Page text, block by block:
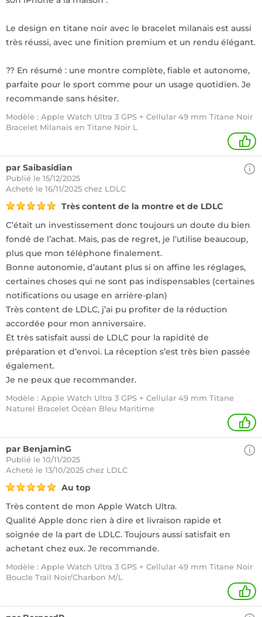
Le design en titane noir avec le bracelet milanais est aussi
très réussi, avec une finition premium et un rendu élégant.
?? En résumé : une montre complète, fiable et autonome,
parfaite pour le sport comme pour un usage quotidien. Je
recommande sans hésiter.
Modèle : Apple Watch Ultra 3 GPS + Cellular 49 mm Titane Noir
Bracelet Milanais en Titane Noir L
1
par Saibasidian
Publié le 15/12/2025
Acheté le 16/11/2025 chez LDLC
Très content de la montre et de LDLC
C’était un investissement donc toujours un doute du bien
fondé de l’achat. Mais, pas de regret, je l’utilise beaucoup,
plus que mon téléphone finalement.
Bonne autonomie, d’autant plus si on affine les réglages,
certaines choses qui ne sont pas indispensables (certaines
notifications ou usage en arrière-plan)
Très content de LDLC, j’ai pu profiter de la réduction
accordée pour mon anniversaire.
Et très satisfait aussi de LDLC pour la rapidité de
préparation et d’envoi. La réception s’est très bien passée
également.
Je ne peux que recommander.
Modèle : Apple Watch Ultra 3 GPS + Cellular 49 mm Titane
Naturel Bracelet Océan Bleu Maritime
+
par BenjaminG
Publié le 10/11/2025
Acheté le 13/10/2025 chez LDLC
Au top
Très content de mon Apple Watch Ultra.
Qualité Apple donc rien à dire et livraison rapide et
soignée de la part de LDLC. Toujours aussi satisfait en
achetant chez eux. Je recommande.
Modèle : Apple Watch Ultra 3 GPS + Cellular 49 mm Titane Noir
Boucle Trail Noir/Charbon M/L
1